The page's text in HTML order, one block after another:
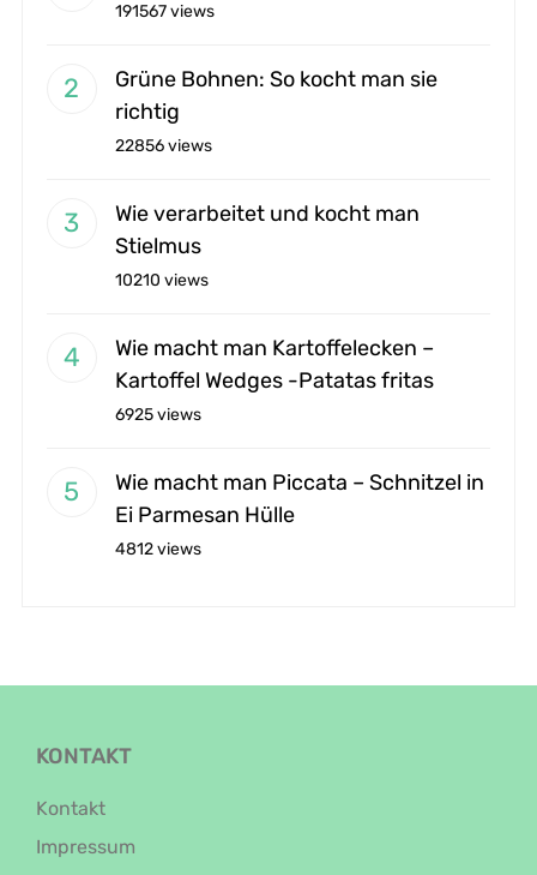
191567 views
Grüne Bohnen: So kocht man sie
richtig
22856 views
Wie verarbeitet und kocht man
Stielmus
10210 views
Wie macht man Kartoffelecken –
Kartoffel Wedges -Patatas fritas
6925 views
Wie macht man Piccata – Schnitzel in
Ei Parmesan Hülle
4812 views
KONTAKT
Kontakt
Impressum